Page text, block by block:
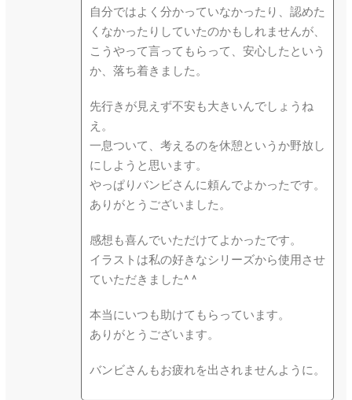
自分ではよく分かっていなかったり、認めた
くなかったりしていたのかもしれませんが、
こうやって言ってもらって、安心したという
か、落ち着きました。
先行きが見えず不安も大きいんでしょうね
え。
一息ついて、考えるのを休憩というか野放し
にしようと思います。
やっぱりバンビさんに頼んでよかったです。
ありがとうございました。
感想も喜んでいただけてよかったです。
イラストは私の好きなシリーズから使用させ
ていただきました^ ^
本当にいつも助けてもらっています。
ありがとうございます。
バンビさんもお疲れを出されませんように。